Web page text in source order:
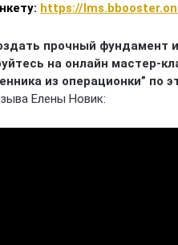
https://
прочный фундамент
на онлайн мастер-
из операционки” по
Елены Новик: